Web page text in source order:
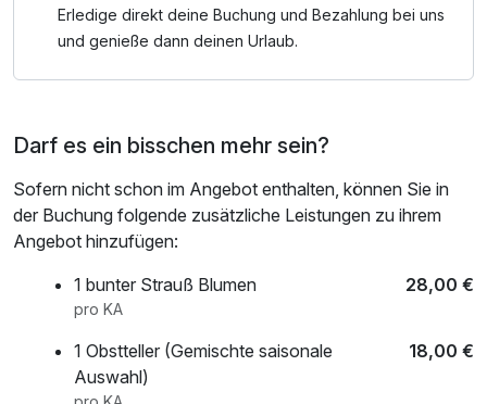
Erledige direkt deine Buchung und Bezahlung bei uns
und genieße dann deinen Urlaub.
Darf es ein bisschen mehr sein?
Sofern nicht schon im Angebot enthalten, können Sie in
der Buchung folgende zusätzliche Leistungen zu ihrem
Angebot hinzufügen:
1 bunter Strauß Blumen
28,00 €
pro KA
1 Obstteller (Gemischte saisonale
Auswahl)
18,00 €